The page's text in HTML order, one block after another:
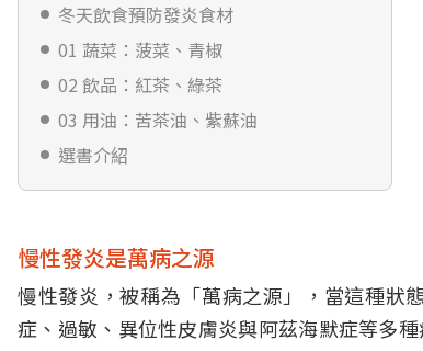
冬天飲食預防發炎食材
01 蔬菜：菠菜、青椒
02 飲品：紅茶、綠茶
03 用油：苦茶油、紫蘇油
選書介紹
慢性發炎是萬病之源
慢性發炎，被稱為「萬病之源」，當這種狀
症、過敏、異位性皮膚炎與阿茲海默症等多